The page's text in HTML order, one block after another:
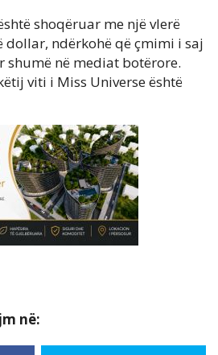
shoqëruar me një vlerë
dollar, ndërkohë që çmimi i saj
shumë në mediat botërore.
viti i Miss Universe është
në: